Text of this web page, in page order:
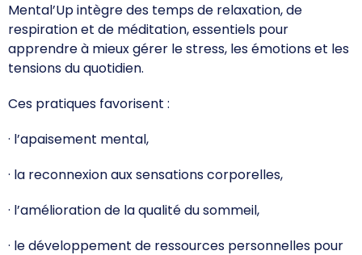
Mental’Up intègre des temps de relaxation, de
respiration et de méditation, essentiels pour
apprendre à mieux gérer le stress, les émotions et les
tensions du quotidien.
Ces pratiques favorisent :
· l’apaisement mental,
· la reconnexion aux sensations corporelles,
· l’amélioration de la qualité du sommeil,
· le développement de ressources personnelles pour